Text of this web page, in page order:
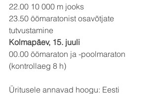
22.00 10 000 m jooks
23.50 öömaratonist osavõtjate
tutvustamine
Kolmapäev, 15. juuli
00.00 öömaraton ja -poolmaraton
(kontrollaeg 8 h)
Üritusele annavad hoogu: Eesti